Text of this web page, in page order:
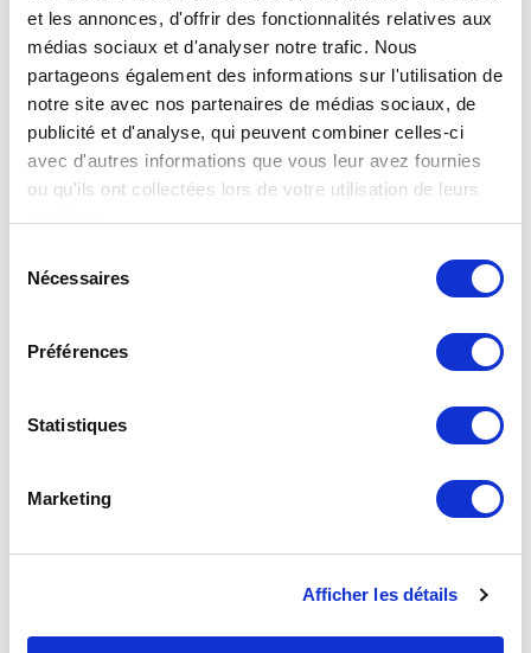
et les annonces, d'offrir des fonctionnalités relatives aux
médias sociaux et d'analyser notre trafic. Nous
partageons également des informations sur l'utilisation de
notre site avec nos partenaires de médias sociaux, de
publicité et d'analyse, qui peuvent combiner celles-ci
avec d'autres informations que vous leur avez fournies
ou qu'ils ont collectées lors de votre utilisation de leurs
Nécessaires
Préférences
Statistiques
Marketing
Afficher les détails
Rapport RSE Clesse
Découvrez le rapport RSE CLESSE 2026-2027 ! Les enjeux
RSE (Responsabilité Sociétale des Entreprises) sont au
cœur de la stratégi
La réglementation gaz évolue : elle impose désormais